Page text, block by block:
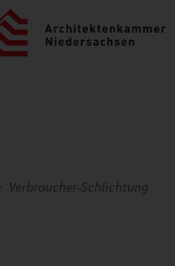
Verbraucher-Schlichtung